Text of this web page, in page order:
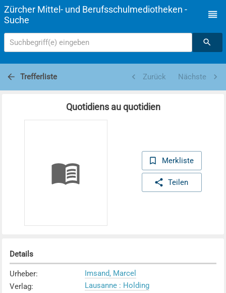
Zürcher Mittel- und Berufsschulmediotheken -
Suche
Suchbegriff(e) eingeben
Trefferliste Zurück Nächste
Quotidiens au quotidien
Merkliste
Teilen
Details
Urheber:
Imsand, Marcel
Verlag:
Lausanne : Holding